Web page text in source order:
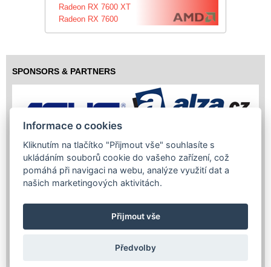
Radeon RX 7600 XT
Radeon RX 7600
SPONSORS & PARTNERS
Copyright (c) 2026 InfoTrade Powered by ASP.NET & MS SQL
Informace o cookies
Kliknutím na tlačítko "Přijmout vše" souhlasíte s
ukládáním souborů cookie do vašeho zařízení, což
pomáhá při navigaci na webu, analýze využití dat a
našich marketingových aktivitách.
Přijmout vše
Předvolby